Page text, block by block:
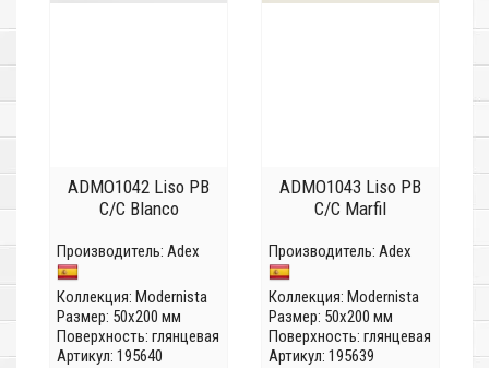
ADMO1042 Liso PB
C/C Blanco
Производитель: Adex
Коллекция: Modernista
Размер: 50x200 мм
Поверхность: глянцевая
Артикул: 195640
ADMO1043 Liso PB
C/C Marfil
Производитель: Adex
Коллекция: Modernista
Размер: 50x200 мм
Поверхность: глянцевая
Артикул: 195639